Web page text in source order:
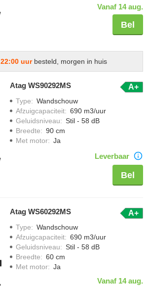
Vanaf 14 aug.
Bel
22:00 uurbesteld, morgen in huis
Atag WS90292MS A+
Type: Wandschouw
Afzuigcapaciteit: 690 m3/uur
Geluidsniveau: Stil - 58 dB
Breedte: 90 cm
Met motor: Ja
Leverbaar
Bel
Atag WS60292MS A+
Type: Wandschouw
Afzuigcapaciteit: 690 m3/uur
Geluidsniveau: Stil - 58 dB
Breedte: 60 cm
Met motor: Ja
Vanaf 14 aug.